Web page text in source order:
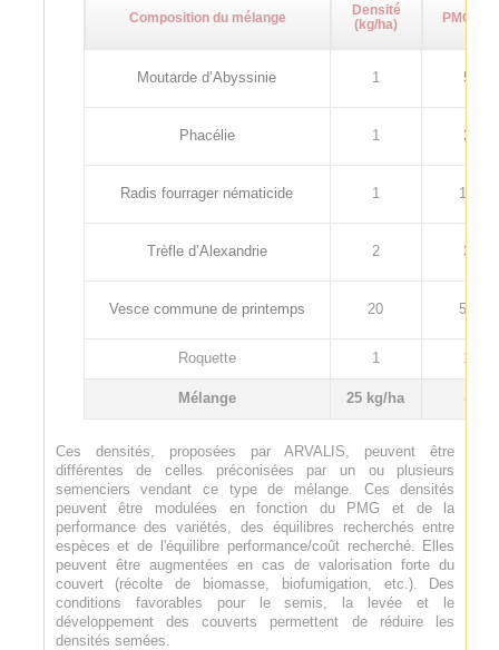
Composition du mélange
Densité
(kg/ha)
PMG (g)
Moutarde d’Abyssinie 1 5
Phacélie 1 2
Radis fourrager nématicide 1 12
Trèfle d’Alexandrie 2 3
Vesce commune de printemps 20 55
Roquette 1 1
Mélange 25 kg/ha -
Ces densités, proposées par ARVALIS, peuvent être
différentes de celles préconisées par un ou plusieurs
semenciers vendant ce type de mélange. Ces densités
peuvent être modulées en fonction du PMG et de la
performance des variétés, des équilibres recherchés entre
espèces et de l'équilibre performance/coût recherché. Elles
peuvent être augmentées en cas de valorisation forte du
couvert (récolte de biomasse, biofumigation, etc.). Des
conditions favorables pour le semis, la levée et le
développement des couverts permettent de réduire les
densités semées.